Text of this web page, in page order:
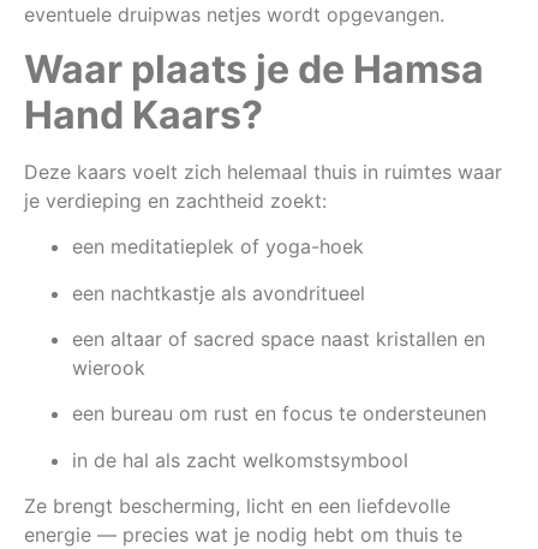
eventuele druipwas netjes wordt opgevangen.
Waar plaats je de Hamsa
Hand Kaars?
Deze kaars voelt zich helemaal thuis in ruimtes waar
je verdieping en zachtheid zoekt:
een meditatieplek of yoga-hoek
een nachtkastje als avondritueel
een altaar of sacred space naast kristallen en
wierook
een bureau om rust en focus te ondersteunen
in de hal als zacht welkomstsymbool
Ze brengt bescherming, licht en een liefdevolle
energie — precies wat je nodig hebt om thuis te